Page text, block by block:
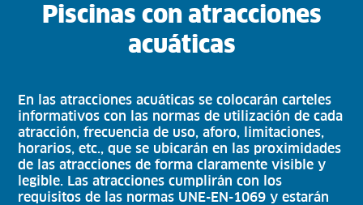
Piscinas con atracciones
acuáticas
En las atracciones acuáticas se colocarán carteles
informativos con las normas de utilización de cada
atracción, frecuencia de uso, aforo, limitaciones,
horarios, etc., que se ubicarán en las proximidades
de las atracciones de forma claramente visible y
legible. Las atracciones cumplirán con los
requisitos de las normas UNE-EN-1069 y estarán